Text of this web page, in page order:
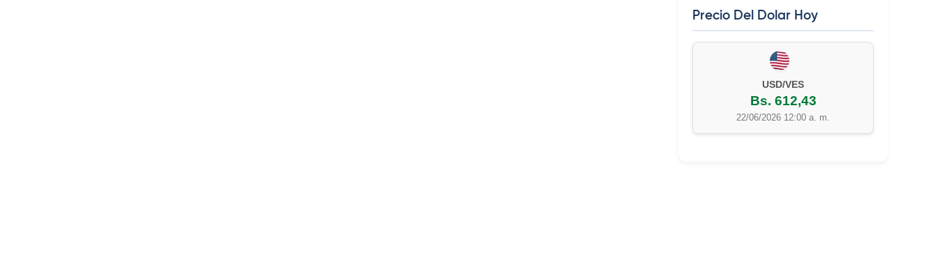
Precio Del Dolar Hoy
USD/VES
Bs. 612,43
22/06/2026 12:00 a. m.